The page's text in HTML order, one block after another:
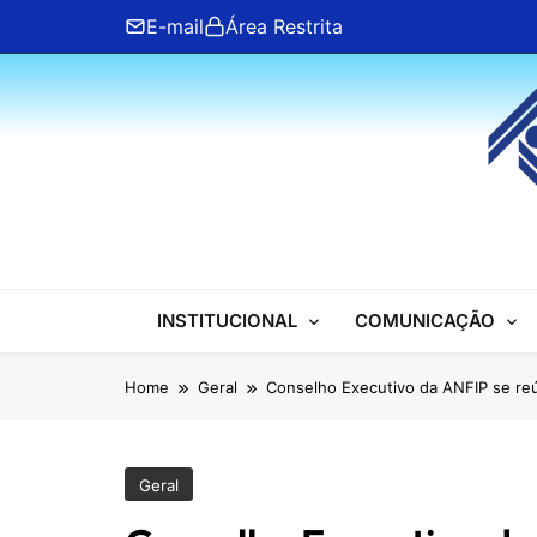
content
E-mail Área Restrita
ANFIP Nacional
INSTITUCIONAL COMUNICAÇÃO
Home Geral Conselho Executivo da ANFIP se
Geral